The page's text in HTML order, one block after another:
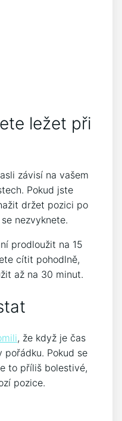
ležet při
závisí na vašem
Pokud jste
držet pozici po
nezvyknete.
prodloužit na 15
cítit pohodlně,
až na 30 minut.
, že když je čas
Pokud se
to příliš bolestivé,
pozice.